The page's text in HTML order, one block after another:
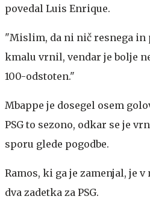
povedal Luis Enrique.
"Mislim, da ni nič resnega in
kmalu vrnil, vendar je bolje
100-odstoten."
Mbappe je dosegel osem
PSG to sezono, odkar se je
sporu glede pogodbe.
Ramos, ki ga je zamenjal, je
dva zadetka za PSG.